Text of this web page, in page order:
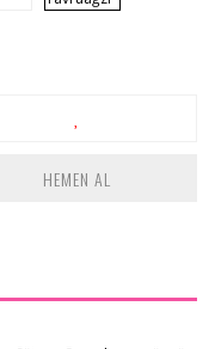
HEMEN AL